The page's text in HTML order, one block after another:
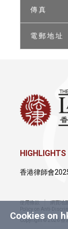
傳 真
電 郵 地 址
Cookies on
HIGHLIGHTS
香港律師會
使用條款 網頁地
Policy on Anti-
Copyright © 2026 香